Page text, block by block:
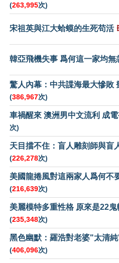
(263,995次)
宋祖英與江大蛤蟆的生死苟活
韓亞飛機失事 爲何這一家均無
驚人內幕：中共諜海最大慘敗
(386,967次)
車禍醒來 澳洲男中文流利 成
次)
天目擋不住：盲人雕刻師與盲
(226,278次)
美國龍捲風對這兩家人爲何不
(216,639次)
美麗模特多重性格 原來是22
(235,348次)
黑色幽默：羅浩對老婆"太清
(406,096次)